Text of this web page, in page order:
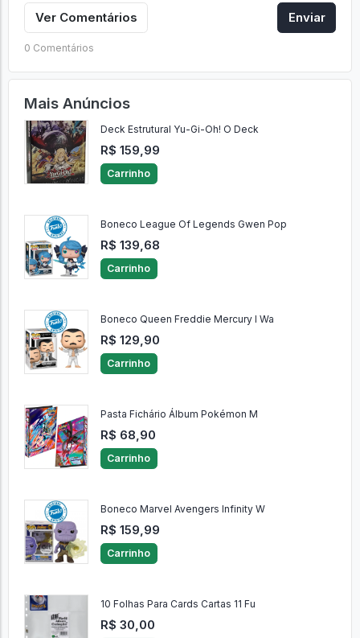
Ver Comentários Enviar
0 Comentários
Mais Anúncios
Deck Estrutural Yu-Gi-Oh! O Deck
R$ 159,99
Carrinho
Boneco League Of Legends Gwen Pop
R$ 139,68
Carrinho
Boneco Queen Freddie Mercury I Wa
R$ 129,90
Carrinho
Pasta Fichário Álbum Pokémon M
R$ 68,90
Carrinho
Boneco Marvel Avengers Infinity W
R$ 159,99
Carrinho
10 Folhas Para Cards Cartas 11 Fu
R$ 30,00